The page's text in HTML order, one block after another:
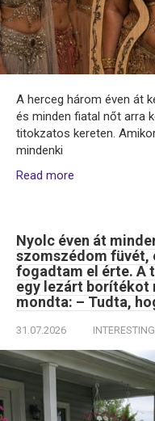
A herceg három éven át
és minden fiatal nőt arra
titokzatos kereten.
mindenki
Read more
Nyolc éven át
szomszédom füvét,
fogadtam el érte. A
egy lezárt borítékot
mondta: – Tudta,
31.07.2026 INTERESTING